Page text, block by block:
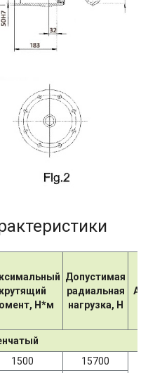
крутящий
Н*м
Допустимая
радиальная
нагрузка, Н
AD
1500 15700